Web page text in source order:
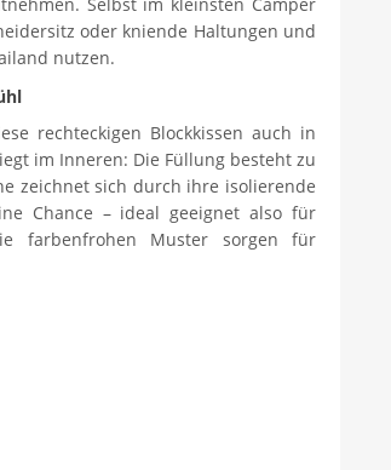
oder kniende Haltungen und
nutzen.
rechteckigen Blockkissen auch in
im Inneren: Die Füllung besteht zu
zeichnet sich durch ihre isolierende
Chance – ideal geeignet also für
farbenfrohen Muster sorgen für